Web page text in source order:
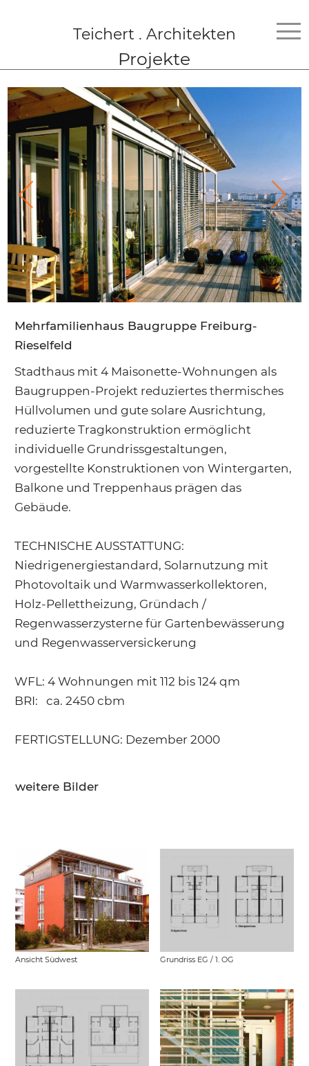
Teichert . Architekten
Projekte
Mehrfamilienhaus Baugruppe Freiburg-
Rieselfeld
Stadthaus mit 4 Maisonette-Wohnungen als
Baugruppen-Projekt reduziertes thermisches
Hüllvolumen und gute solare Ausrichtung,
reduzierte Tragkonstruktion ermöglicht
individuelle Grundrissgestaltungen,
vorgestellte Konstruktionen von Wintergarten,
Balkone und Treppenhaus prägen das
Gebäude.
TECHNISCHE AUSSTATTUNG:
Niedrigenergiestandard, Solarnutzung mit
Photovoltaik und Warmwasserkollektoren,
Holz-Pellettheizung, Gründach /
Regenwasserzysterne für Gartenbewässerung
und Regenwasserversickerung
WFL: 4 Wohnungen mit 112 bis 124 qm
BRI: ca. 2450 cbm
FERTIGSTELLUNG: Dezember 2000
weitere Bilder
Ansicht Südwest Grundriss EG / 1. OG